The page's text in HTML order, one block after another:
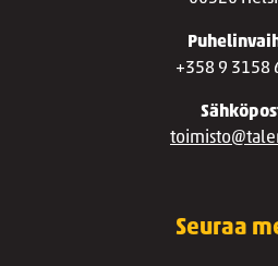
+358 9 3158
Seuraa